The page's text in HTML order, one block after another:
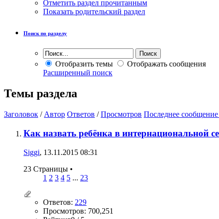
Отметить раздел прочитанным
Показать родительский раздел
Поиск по разделу
Отобразить темы
Отображать сообщения
Расширенный поиск
Темы раздела
Заголовок / Автор Ответов /Просмотров Последнее сообщение
Как назвать ребёнка в интернациональной
Siggi, 13.11.2015 08:31
23 Страницы •
1 2 3 4 5 ... 23
Ответов: 229
Просмотров: 700,251